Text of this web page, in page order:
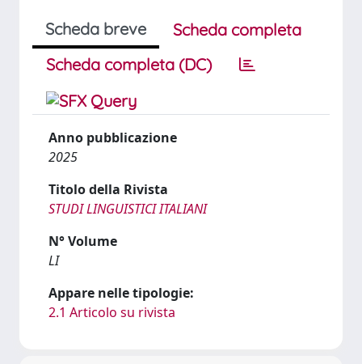
Scheda breve
Scheda completa
Scheda completa (DC)
Anno pubblicazione
2025
Titolo della Rivista
STUDI LINGUISTICI ITALIANI
N° Volume
LI
Appare nelle tipologie:
2.1 Articolo su rivista